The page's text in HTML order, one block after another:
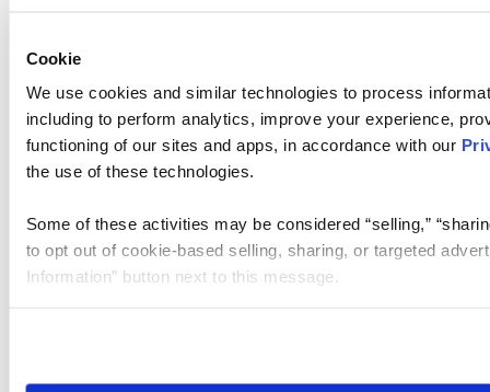
Cookie
We use cookies and similar technologies to process
including to perform analytics, improve your experience,
functioning of our sites and apps, in accordance with our
the use of these technologies.
Some of these activities may be considered “selling,”
to opt out of cookie-based selling, sharing, or targeted
Information” button next to this message.
need to be set again.